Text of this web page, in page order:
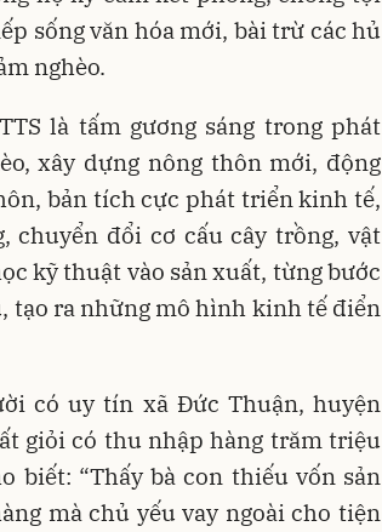
sống văn hóa mới, bài trừ các hủ
nghèo.
là tấm gương sáng trong phát
xây dựng nông thôn mới, động
bản tích cực phát triển kinh tế,
chuyển đổi cơ cấu cây trồng, vật
kỹ thuật vào sản xuất, từng bước
tạo ra những mô hình kinh tế điển
có uy tín xã Đức Thuận, huyện
giỏi có thu nhập hàng trăm triệu
biết: “Thấy bà con thiếu vốn sản
mà chủ yếu vay ngoài cho tiện